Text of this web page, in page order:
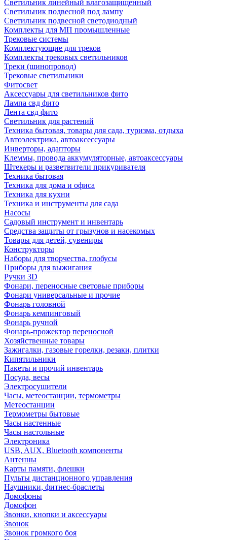
Светильник линейный влагозащищенный
Светильник подвесной под лампу
Светильник подвесной светодиодный
Комплекты для МП промышленные
Трековые системы
Комплектующие для треков
Комплекты трековых светильников
Треки (шинопровод)
Трековые светильники
Фитосвет
Аксессуары для светильников фито
Лампа свд фито
Лента свд фито
Светильник для растений
Техника бытовая, товары для сада, туризма, отдыха
Автоэлектрика, автоаксессуары
Инверторы, адапторы
Клеммы, провода аккумуляторные, автоаксессуары
Штекеры и разветвители прикуривателя
Техника бытовая
Техника для дома и офиса
Техника для кухни
Техника и инструменты для сада
Насосы
Садовый инструмент и инвентарь
Средства защиты от грызунов и насекомых
Товары для детей, сувениры
Конструкторы
Наборы для творчества, глобусы
Приборы для выжигания
Ручки 3D
Фонари, переносные световые приборы
Фонари универсальные и прочие
Фонарь головной
Фонарь кемпинговый
Фонарь ручной
Фонарь-прожектор переносной
Хозяйственные товары
Зажигалки, газовые горелки, резаки, плитки
Кипятильники
Пакеты и прочий инвентарь
Посуда, весы
Электросушители
Часы, метеостанции, термометры
Метеостанции
Термометры бытовые
Часы настенные
Часы настольные
Электроника
USB, AUX, Bluetooth компоненты
Антенны
Карты памяти, флешки
Пульты дистанционного управления
Наушники, фитнес-браслеты
Домофоны
Домофон
Звонки, кнопки и аксессуары
Звонок
Звонок громкого боя